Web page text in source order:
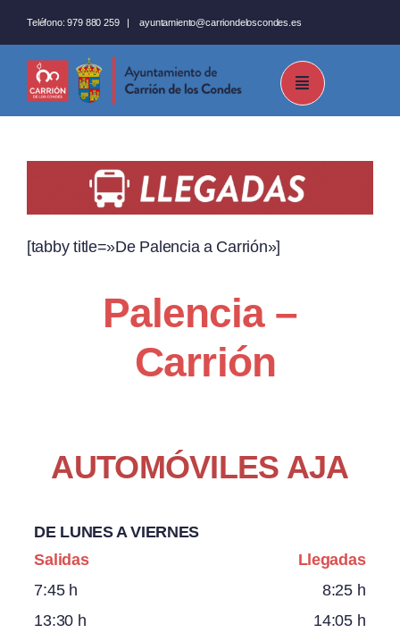
al
contenido
Teléfono: 979 880 259 |ayuntamiento@carriondeloscondes.es
[tabby title=»De Palencia a Carrión»]
Palencia –
Carrión
AUTOMÓVILES AJA
DE LUNES A VIERNES
Salidas
Llegadas
7:45 h
8:25 h
13:30 h
14:05 h